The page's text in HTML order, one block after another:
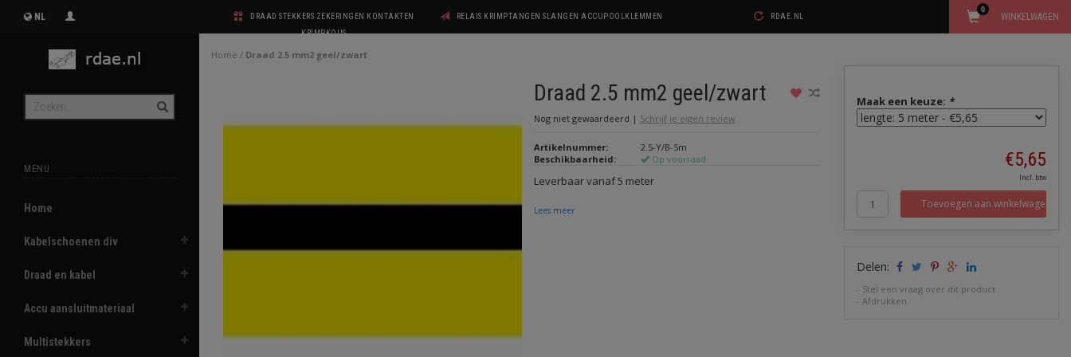
NL
DRAAD STEKKERS ZEKERINGEN KONTAKTEN
KRIMPKOUS
RELAIS KRIMPTANGEN SLANGEN ACCUPOOLKLEMMEN RDAE.NL WINKELWAGEN
0
MENU
Home
Kabelschoenen div
Draad en kabel
Accu aansluitmateriaal
Multistekkers
Home / Draad 2.5 mm2 geel/zwart
Draad 2.5 mm2 geel/zwart
Nog niet gewaardeerd | Schrijf je eigen review
Artikelnummer:
2.5-Y/B-5m
Beschikbaarheid:
Op voorraad
Leverbaar vanaf 5 meter
Lees meer
Maak een keuze: *
€5,65
Incl. btw
Toevoegen aan winkelwagen
Delen:
- Stel een vraag over dit product
-Afdrukken